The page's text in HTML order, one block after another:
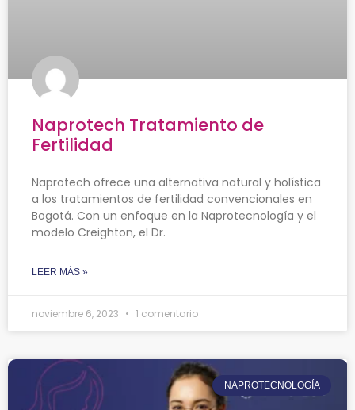
Naprotech Tratamiento de
Fertilidad
Naprotech ofrece una alternativa natural y holística
a los tratamientos de fertilidad convencionales en
Bogotá. Con un enfoque en la Naprotecnología y el
modelo Creighton, el Dr.
LEER MÁS »
noviembre 6, 2023 1 comentario
NAPROTECNOLOGÍA